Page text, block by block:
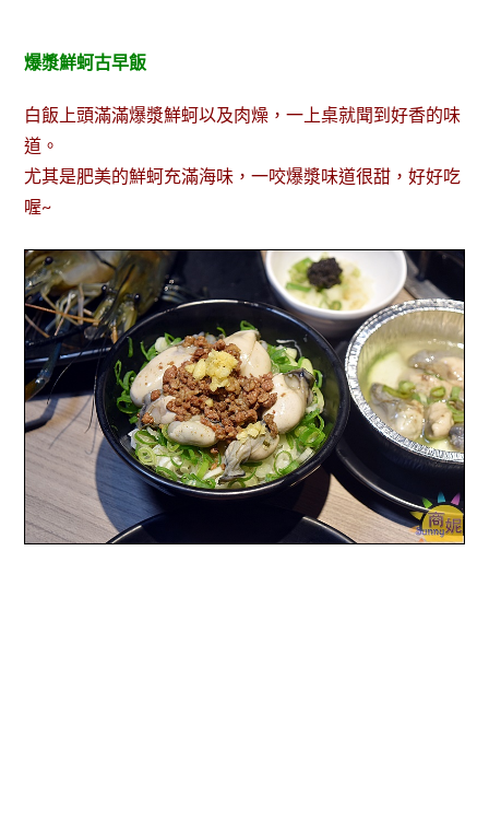
爆漿鮮蚵古早飯
白飯上頭滿滿爆漿鮮蚵以及肉燥，一上桌就聞到好香的味
道。
尤其是肥美的鮮蚵充滿海味，一咬爆漿味道很甜，好好吃
喔~